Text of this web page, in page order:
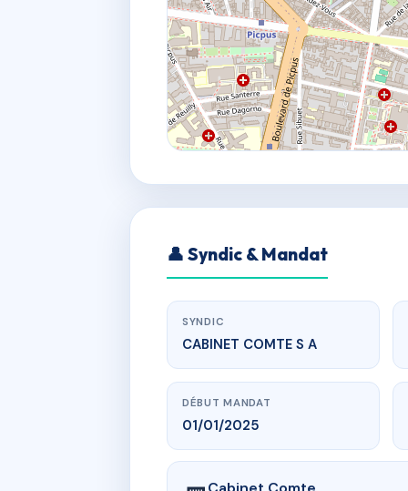
👤 Syndic & Mandat
SYNDIC
CABINET COMTE S A
DÉBUT MANDAT
01/01/2025